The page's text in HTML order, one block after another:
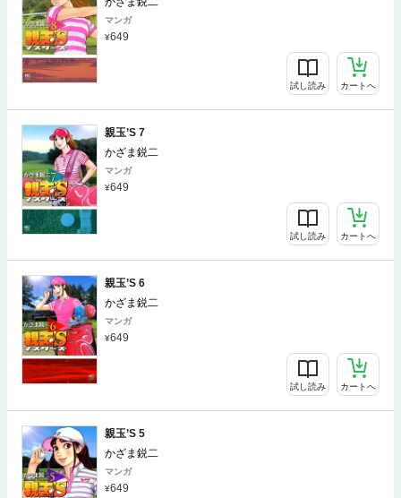
マンガ
649
試し読み カートへ
親玉’S 7
かざま鋭二
マンガ
649
試し読み カートへ
親玉’S 6
かざま鋭二
マンガ
649
試し読み カートへ
親玉’S 5
かざま鋭二
マンガ
649